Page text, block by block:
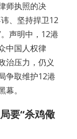
师执照的决
、坚持捍卫12
声明中，12港
中国人权律
治压力，仍义
争取维护12港
。
要“杀鸡儆